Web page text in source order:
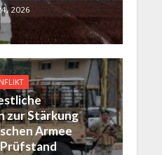
2026
zur Stärkung
Armee